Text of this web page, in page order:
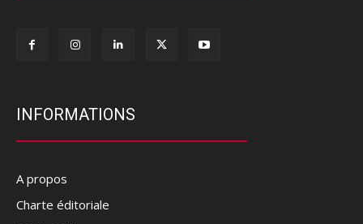
INFORMATIONS
A propos
Charte éditoriale